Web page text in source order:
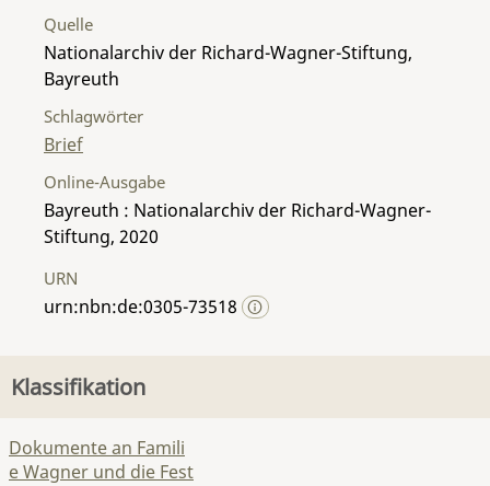
Quelle
Nationalarchiv der Richard-Wagner-Stiftung,
Bayreuth
Schlagwörter
Brief
Online-Ausgabe
Bayreuth : Nationalarchiv der Richard-Wagner-
Stiftung, 2020
URN
urn:nbn:de:0305-73518
Klassifikation
Dokumente an Famili
e Wagner und die Fest